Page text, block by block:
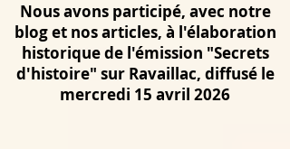
Nous avons participé, avec notre
blog et nos articles, à l'élaboration
historique de l'émission "Secrets
d'histoire" sur Ravaillac, diffusé le
mercredi 15 avril 2026